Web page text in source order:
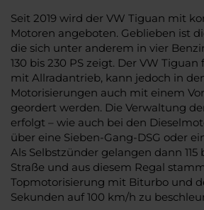
Seit 2019 wird der VW Tiguan mit
Motoren angeboten. Geblieben ist
die sich unter anderem in vier
130 bis 230 PS zeigt. Der VW
mit Allradantrieb, kann jedoch in
Motorisierungen auch mit einem
geordert werden. Die Verwaltung
erfolgt – wie auch bei den
über eine Sieben-Gang-DSG oder
Als Selbstzünder gelangen dann 115
Straße und aus diesem Regal
Topmotorisierung mit Biturbo und
Sekunden auf 100 km/h zu